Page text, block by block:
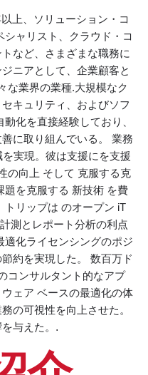
上、ソリューション・コ
ャリスト、クラウド・コ
など、さまざまな職務に
ジニアとして、企業顧客と
な業界の業種.大規模なク
キュリティ、およびソフ
化を直接経験しており、
に取り組んでいる。
業務
を実現。彼は支援に を支援
の向上 そして 克服する克
題を克服する 新技術 を費
トリップは のオープン iT
測とレポート分析の利点
適化ライセンシングのポジ
約を実現した。 数百万ド
コンサルタント的なアプ
ェア ベースの最適化の体
の可視性を向上させた。
与えた。 .